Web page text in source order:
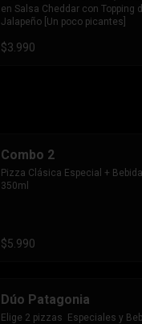
en Salsa Cheddar con Topping
Jalapeño [Un poco picantes]
$3.990
Combo 2
Pizza Clásica Especial + Bebida
350ml
$5.990
Dúo Patagonia
Elige 2 pizzas  Especiales y